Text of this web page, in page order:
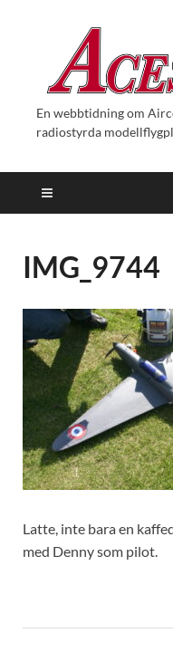
En webbtidning om
radiostyrda
IMG_9744
Latte, inte bara en
med Denny som pilot.